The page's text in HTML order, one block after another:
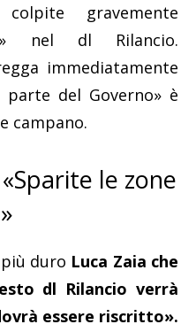
gravemente
nel dl Rilancio.
immediatamente
parte del Governo» è
campano.
le zone
duro Luca Zaia che
dl Rilancio verrà
essere riscritto».